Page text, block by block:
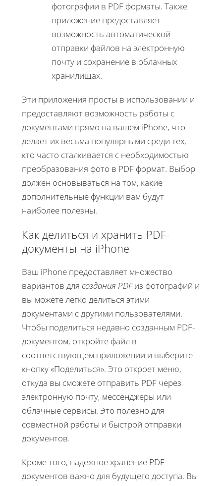
фотографии в PDF форматы. Также
приложение предоставляет
возможность автоматической
отправки файлов на электронную
почту и сохранение в облачных
хранилищах.
Эти приложения просты в использовании и
предоставляют возможность работы с
документами прямо на вашем iPhone, что
делает их весьма популярными среди тех,
кто часто сталкивается с необходимостью
преобразования фото в PDF формат. Выбор
должен основываться на том, какие
дополнительные функции вам будут
наиболее полезны.
Как делиться и хранить PDF-
документы на iPhone
Ваш iPhone предоставляет множество
вариантов для создания PDFиз фотографий и
вы можете легко делиться этими
документами с другими пользователями.
Чтобы поделиться недавно созданным PDF-
документом, откройте файл в
соответствующем приложении и выберите
кнопку «Поделиться». Это откроет меню,
откуда вы сможете отправить PDF через
электронную почту, мессенджеры или
облачные сервисы. Это полезно для
совместной работы и быстрой отправки
документов.
Кроме того, надежное хранение PDF-
документов важно для будущего доступа. Вы